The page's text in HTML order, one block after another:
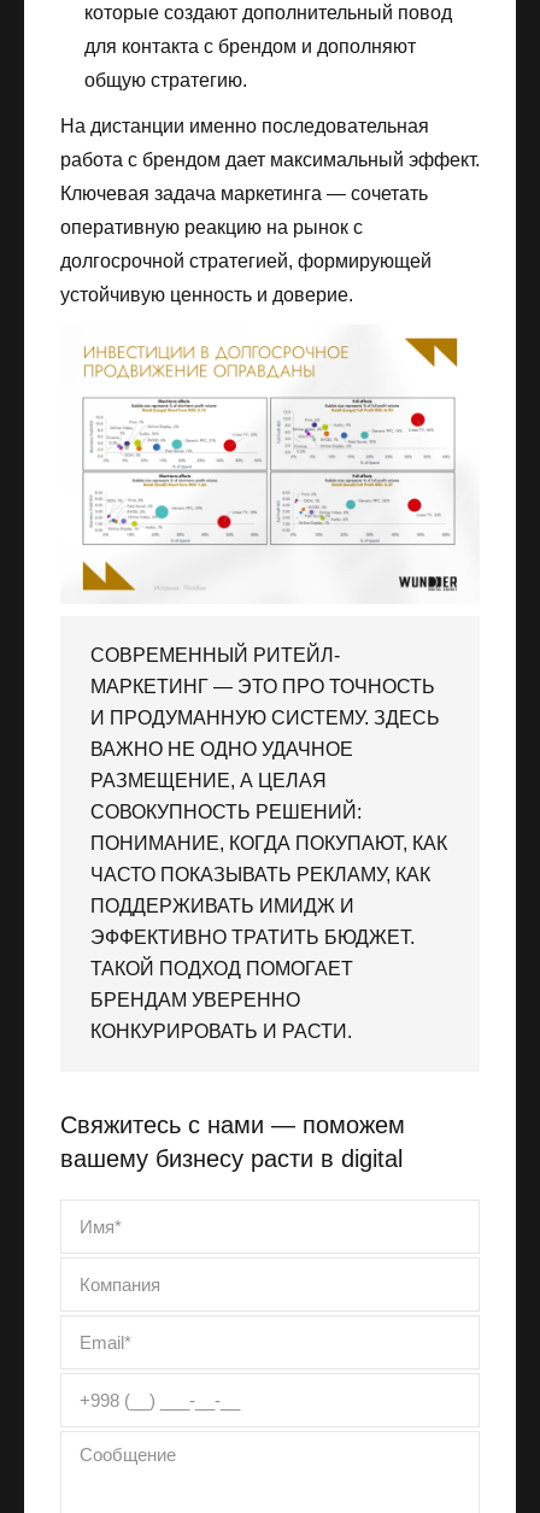
которые создают дополнительный повод
для контакта с брендом и дополняют
общую стратегию.
На дистанции именно последовательная
работа с брендом дает максимальный эффект.
Ключевая задача маркетинга — сочетать
оперативную реакцию на рынок с
долгосрочной стратегией, формирующей
устойчивую ценность и доверие.
СОВРЕМЕННЫЙ РИТЕЙЛ-
МАРКЕТИНГ — ЭТО ПРО ТОЧНОСТЬ
И ПРОДУМАННУЮ СИСТЕМУ. ЗДЕСЬ
ВАЖНО НЕ ОДНО УДАЧНОЕ
РАЗМЕЩЕНИЕ, А ЦЕЛАЯ
СОВОКУПНОСТЬ РЕШЕНИЙ:
ПОНИМАНИЕ, КОГДА ПОКУПАЮТ, КАК
ЧАСТО ПОКАЗЫВАТЬ РЕКЛАМУ, КАК
ПОДДЕРЖИВАТЬ ИМИДЖ И
ЭФФЕКТИВНО ТРАТИТЬ БЮДЖЕТ.
ТАКОЙ ПОДХОД ПОМОГАЕТ
БРЕНДАМ УВЕРЕННО
КОНКУРИРОВАТЬ И РАСТИ.
Свяжитесь с нами — поможем
вашему бизнесу расти в digital